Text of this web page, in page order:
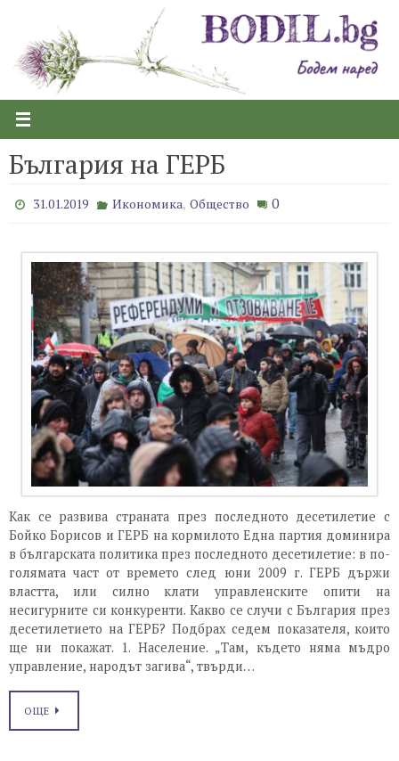
content
България на ГЕРБ
31.01.2019 Икономика, Общество 0
Как се развива страната през последното десетилетие с
Бойко Борисов и ГЕРБ на кормилото Една партия доминира
в българската политика през последното десетилетие: в по-
голямата част от времето след юни 2009 г. ГЕРБ държи
властта, или силно клати управленските опити на
несигурните си конкуренти. Какво се случи с България през
десетилетието на ГЕРБ? Подбрах седем показателя, които
ще ни покажат. 1. Население. „Там, където няма мъдро
управление, народът загива“, твърди…
ОЩЕ